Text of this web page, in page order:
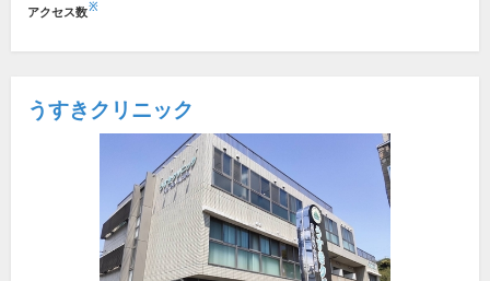
アクセス数※
うすきクリニック